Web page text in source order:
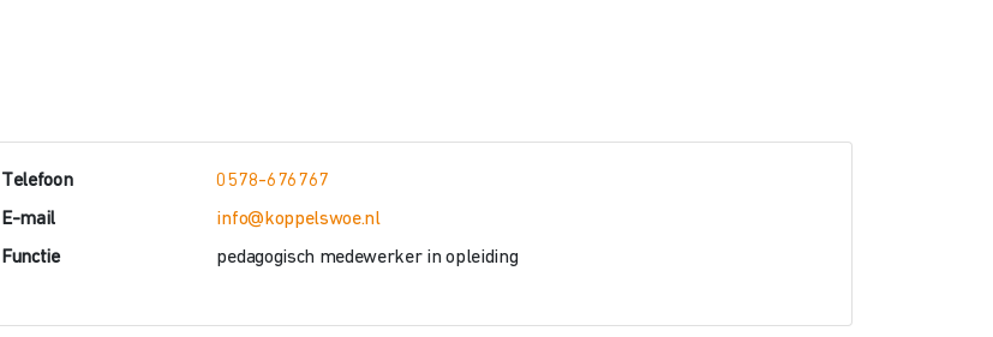
Telefoon
0578-676767
E-mail
info@koppelswoe.nl
Functie
pedagogisch medewerker in opleiding